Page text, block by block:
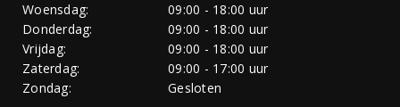
Woensdag:
09:00 - 18:00 uur
Donderdag:
09:00 - 18:00 uur
Vrijdag:
09:00 - 18:00 uur
Zaterdag:
09:00 - 17:00 uur
Zondag:
Gesloten